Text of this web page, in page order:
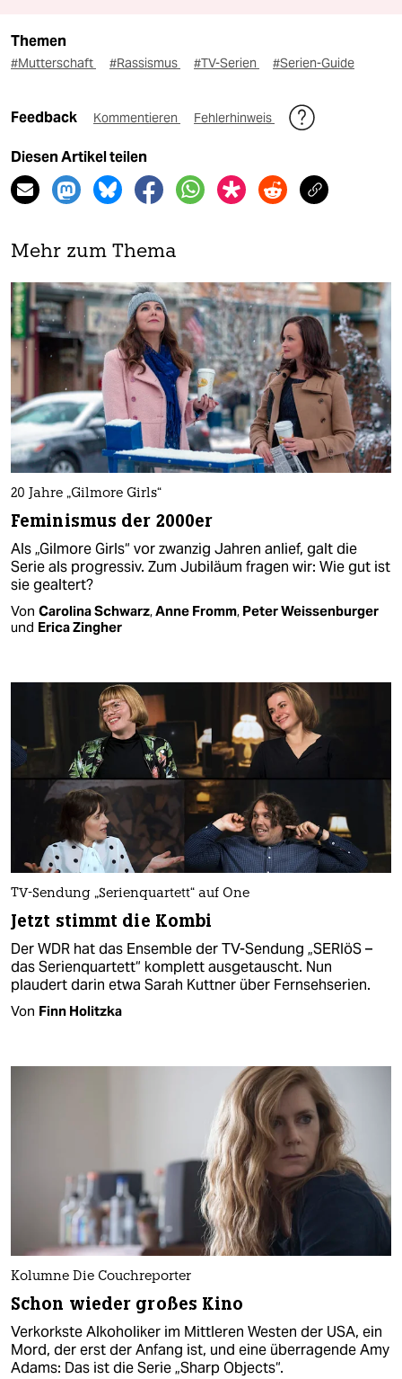
Themen
#Mutterschaft #Rassismus #TV-Serien #Serien-Guide
Feedback Kommentieren Fehlerhinweis
Diesen Artikel teilen
Mehr zum Thema
20 Jahre „Gilmore Girls“
Feminismus der 2000er
Als „Gilmore Girls“ vor zwanzig Jahren anlief, galt die
Serie als progressiv. Zum Jubiläum fragen wir: Wie gut ist
sie gealtert?
Von Carolina Schwarz,Anne Fromm, Peter Weissenburger
und Erica Zingher
TV-Sendung „Serienquartett“ auf One
Jetzt stimmt die Kombi
Der WDR hat das Ensemble der TV-Sendung „SERIöS –
das Serienquartett“ komplett ausgetauscht. Nun
plaudert darin etwa Sarah Kuttner über Fernsehserien.
Von Finn Holitzka
Kolumne Die Couchreporter
Schon wieder großes Kino
Verkorkste Alkoholiker im Mittleren Westen der USA, ein
Mord, der erst der Anfang ist, und eine überragende Amy
Adams: Das ist die Serie „Sharp Objects“.